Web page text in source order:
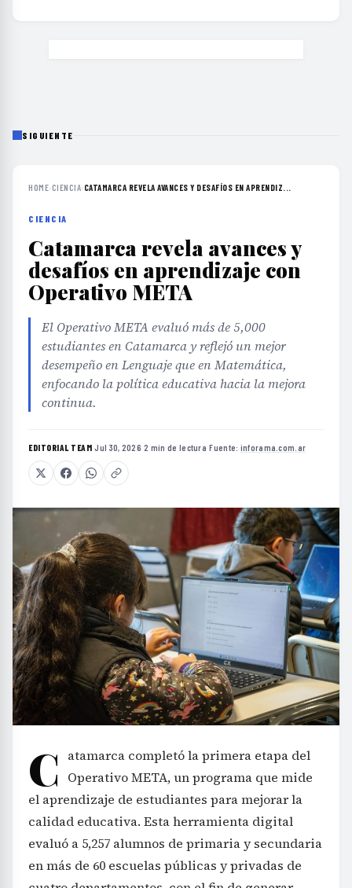
SIGUIENTE
HOME›CIENCIA› CATAMARCA REVELA AVANCES Y DESAFÍOS EN APRENDIZ...
CIENCIA
Catamarca revela avances y
desafíos en aprendizaje con
Operativo META
El Operativo META evaluó más de 5,000
estudiantes en Catamarca y reflejó un mejor
desempeño en Lenguaje que en Matemática,
enfocando la política educativa hacia la mejora
continua.
EDITORIAL TEAM·Jul 30, 2026·2 min de lectura·Fuente: inforama.com.ar
C
atamarca completó la primera etapa del
Operativo META, un programa que mide
el aprendizaje de estudiantes para mejorar la
calidad educativa. Esta herramienta digital
evaluó a 5,257 alumnos de primaria y secundaria
en más de 60 escuelas públicas y privadas de